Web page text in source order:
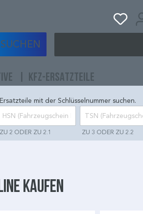
SUCHEN
KFZ-ERSATZTEILE
Ersatzteile mit der Schlüsselnummer suchen.
ZU 2 ODER ZU 2.1 ZU 3 ODER ZU 2.2
kaufen